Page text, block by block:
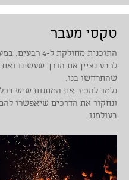
טקסי מעבר
התוכנית מחולקת ל-4
לרבע נציין את הדרך שעשינו ואת
שהתרחשו בנו.
נלמד להכיר את המתנות שיש
ונחקור את הדרכים שיאפשרו
בעולמנו.